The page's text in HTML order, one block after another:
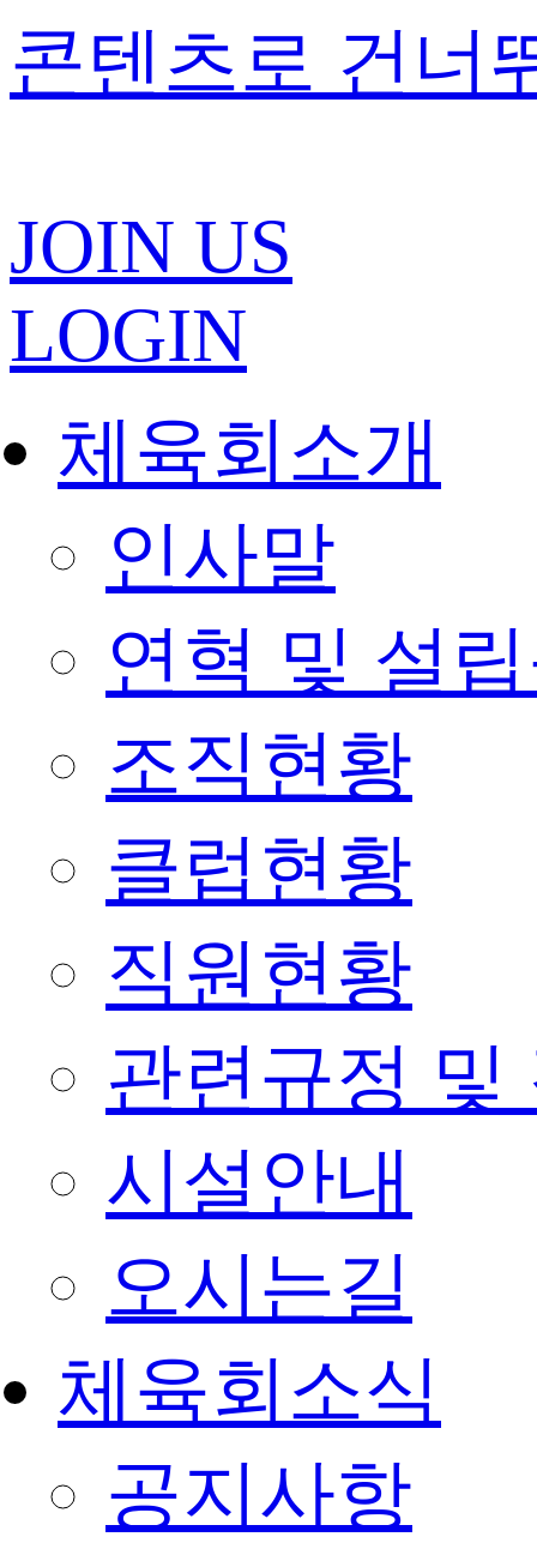
콘텐츠로 건너
JOIN US
LOGIN
체육회소개
인사말
연혁 및 설
조직현황
클럽현황
직원현황
관련규정 및
시설안내
오시는길
체육회소식
공지사항